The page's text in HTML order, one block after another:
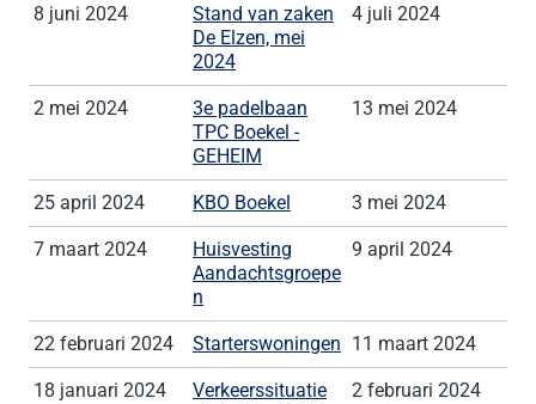
8 juni 2024
Stand van zaken
De Elzen, mei
2024
4 juli 2024
2 mei 2024
3e padelbaan
TPC Boekel -
GEHEIM
13 mei 2024
25 april 2024 KBO Boekel 3 mei 2024
7 maart 2024
Huisvesting
Aandachtsgroepe
n
9 april 2024
22 februari 2024 Starterswoningen 11 maart 2024
18 januari 2024
Verkeerssituatie
2 februari 2024